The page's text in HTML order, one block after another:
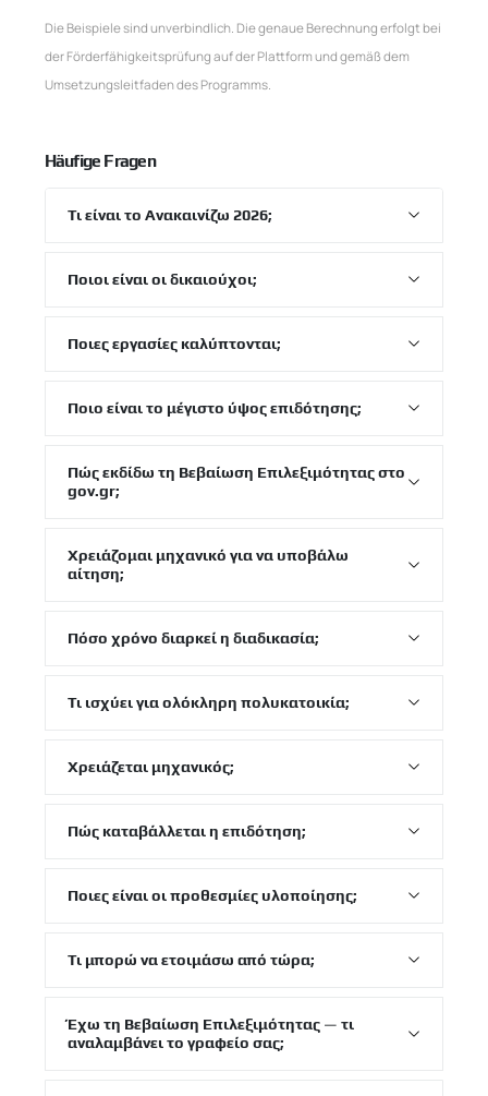
Die Beispiele sind unverbindlich. Die genaue Berechnung erfolgt bei
der Förderfähigkeitsprüfung auf der Plattform und gemäß dem
Umsetzungsleitfaden des Programms.
Häufige Fragen
Τι είναι το Ανακαινίζω 2026;
Ποιοι είναι οι δικαιούχοι;
Ποιες εργασίες καλύπτονται;
Ποιο είναι το μέγιστο ύψος επιδότησης;
Πώς εκδίδω τη Βεβαίωση Επιλεξιμότητας στο
gov.gr;
Χρειάζομαι μηχανικό για να υποβάλω
αίτηση;
Πόσο χρόνο διαρκεί η διαδικασία;
Τι ισχύει για ολόκληρη πολυκατοικία;
Χρειάζεται μηχανικός;
Πώς καταβάλλεται η επιδότηση;
Ποιες είναι οι προθεσμίες υλοποίησης;
Τι μπορώ να ετοιμάσω από τώρα;
Έχω τη Βεβαίωση Επιλεξιμότητας — τι
αναλαμβάνει το γραφείο σας;